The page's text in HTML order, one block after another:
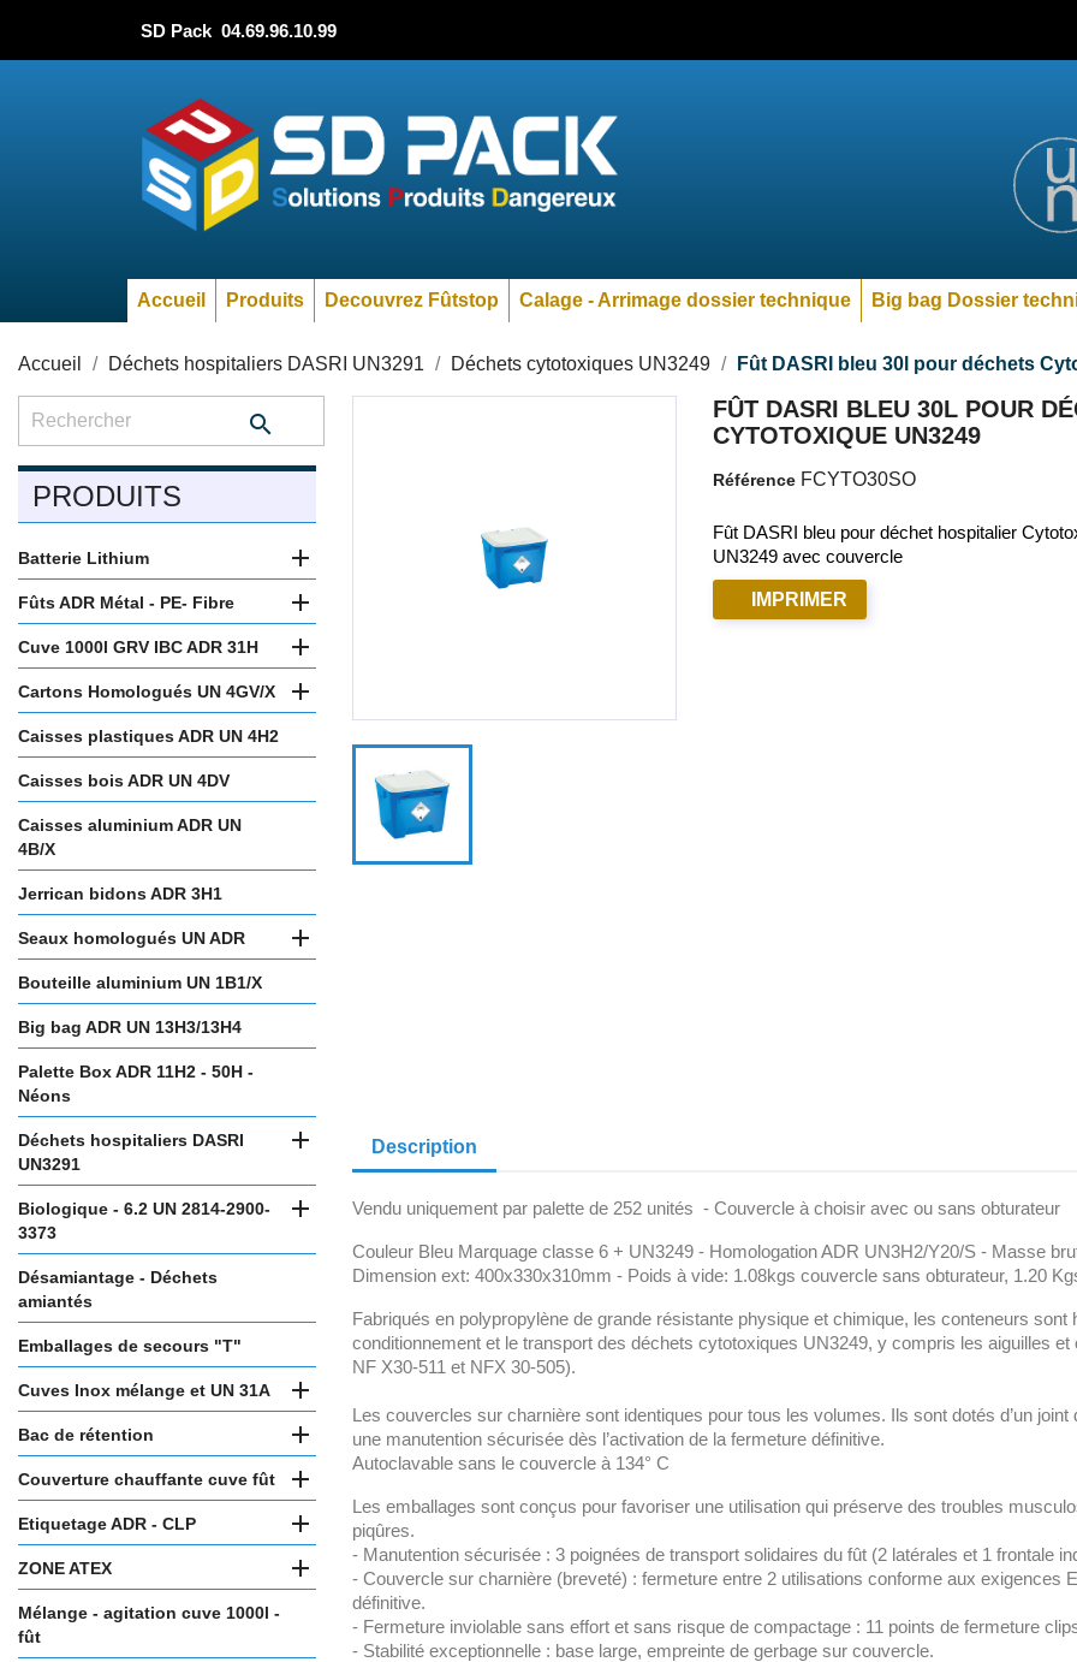
SD Pack 04.69.96.10.99
Accueil Produits Decouvrez Fûtstop Calage - Arrimage dossier technique Big bag Dossier
Accueil Déchets hospitaliers DASRI UN3291 Déchets cytotoxiques UN3249 Fût DASRI bleu 30l pour déchets

PRODUITS
Batterie Lithium 
Fûts ADR Métal - PE- Fibre 
Cuve 1000l GRV IBC ADR 31H 
Cartons Homologués UN 4GV/X 
Caisses plastiques ADR UN 4H2
Caisses bois ADR UN 4DV
Caisses aluminium ADR UN
4B/X
Jerrican bidons ADR 3H1
Seaux homologués UN ADR 
Bouteille aluminium UN 1B1/X
Big bag ADR UN 13H3/13H4
Palette Box ADR 11H2 - 50H -
Néons
Déchets hospitaliers DASRI
UN3291

Biologique - 6.2 UN 2814-2900-
3373

Désamiantage - Déchets
amiantés
Emballages de secours "T"
Cuves Inox mélange et UN 31A 
Bac de rétention 
Couverture chauffante cuve fût 
Etiquetage ADR - CLP 
ZONE ATEX 
Mélange - agitation cuve 1000l -
fût
FÛT DASRI BLEU 30L POUR
CYTOTOXIQUE UN3249
Référence FCYTO30SO
Fût DASRI bleu pour déchet hospitalier
UN3249 avec couvercle
IMPRIMER
Description
Vendu uniquement par palette de 252 unités - Couvercle à choisir avec ou sans obturateur
Couleur Bleu Marquage classe 6 + UN3249 - Homologation ADR UN3H2/Y20/S - Masse
Dimension ext: 400x330x310mm - Poids à vide: 1.08kgs couvercle sans obturateur, 1.20
Fabriqués en polypropylène de grande résistante physique et chimique, les conteneurs
conditionnement et le transport des déchets cytotoxiques UN3249, y compris les aiguilles
NF X30-511 et NFX 30-505).
Les couvercles sur charnière sont identiques pour tous les volumes. Ils sont dotés d’un
une manutention sécurisée dès l’activation de la fermeture définitive.
Autoclavable sans le couvercle à 134° C
Les emballages sont conçus pour favoriser une utilisation qui préserve des troubles
piqûres.
- Manutention sécurisée : 3 poignées de transport solidaires du fût (2 latérales et 1 frontale
- Couvercle sur charnière (breveté) : fermeture entre 2 utilisations conforme aux exigences
définitive.
- Fermeture inviolable sans effort et sans risque de compactage : 11 points de fermeture
- Stabilité exceptionnelle : base large, empreinte de gerbage sur couvercle.